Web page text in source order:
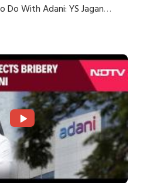
Do With Adani: YS Jagan